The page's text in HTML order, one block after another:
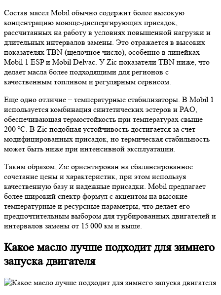
Состав масел Mobil обычно содержит более высокую
концентрацию моюще-диспергирующих присадок,
рассчитанных на работу в условиях повышенной нагрузки и
длительных интервалов замены. Это отражается в высоких
показателях TBN (щелочное число), особенно в линейках
Mobil 1 ESP и Mobil Delvac. У Zic показатели TBN ниже, что
делает масла более подходящими для регионов с
качественным топливом и регулярным сервисом.
Еще одно отличие – температурные стабилизаторы. В Mobil 1
используется комбинация синтетических эстеров и PAO,
обеспечивающая термостойкость при температурах свыше
200 °C. В Zic подобная устойчивость достигается за счет
модифицированных присадок, но термическая стабильность
может быть ниже при интенсивной эксплуатации.
Таким образом, Zic ориентирован на сбалансированное
сочетание цены и характеристик, при этом используя
качественную базу и надежные присадки. Mobil предлагает
более широкий спектр формул с акцентом на высокие
температурные и ресурсные параметры, что делает его
предпочтительным выбором для турбированных двигателей и
интервалов замены от 15 000 км и выше.
Какое масло лучше подходит для зимнего
запуска двигателя